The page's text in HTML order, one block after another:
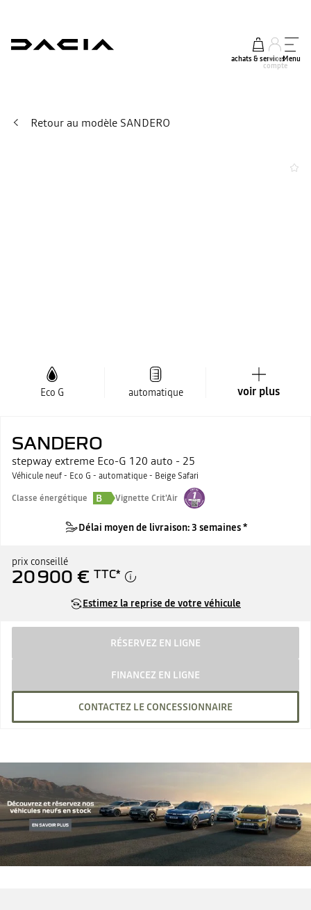
achats & services
mon
compte
Menu
Retour au modèle SANDERO
Eco G automatique voir plus
SANDERO
stepway extreme Eco-G 120 auto - 25
Véhicule neuf - Eco G - automatique - Beige Safari
Classe énergétique
B Vignette Crit'Air
Délai moyen de livraison: 3 semaines *
prix conseillé
20 900 € TTC*
Estimez la reprise de votre véhicule
RÉSERVEZ EN LIGNE
FINANCEZ EN LIGNE
CONTACTEZ LE CONCESSIONNAIRE